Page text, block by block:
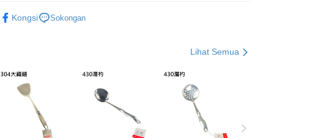
dibuat, atau jika permohonan gagal dalam proses semakan, pesanan
tidak dipenuhi; butiran penilaian khusus tidak akan didedahkan.
[Arahan Pembayaran]
Pembayaran ansuran melalui OP Pay Later akan dibilkan secara
berasingan dan tidak termasuk dalam bil telekom anda. SMS peringatan
pembayaran akan dihantar selepas kitaran bil bulanan.
NT$150/pesanan | Penghantaran percuma untuk pesanan
NT$150/pesanan | Penghantaran percuma untuk pesanan
NT$3,000 atau lebih
Kongsi
Sokongan
Lihat Semua